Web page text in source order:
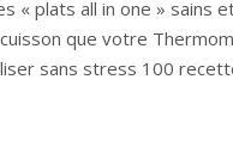
« plats all in one » sains
que votre
sans stress 100